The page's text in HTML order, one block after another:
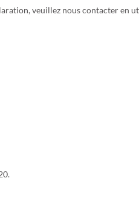
veuillez nous contacter en